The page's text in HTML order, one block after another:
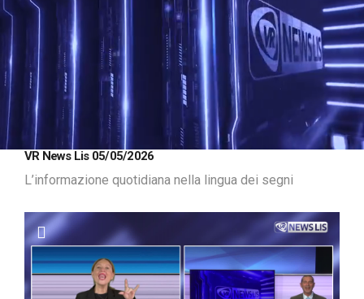
Unmute
12.92%
VR News Lis 05/05/2026
L’informazione quotidiana nella lingua dei segni